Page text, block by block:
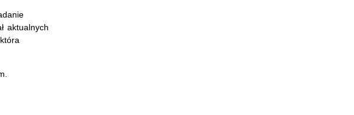
aktualnych